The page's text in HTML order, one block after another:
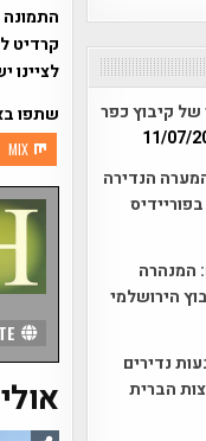
קרדיט
לציינו
שתפו
MIX
של קיבוץ כפר
11/07/
הנדירה
המנהרה
הירושלמי
נדירים
הברית